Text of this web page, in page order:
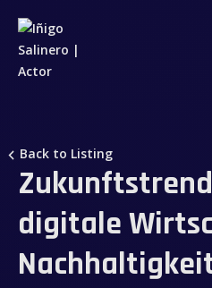
Back to Listing
digitale